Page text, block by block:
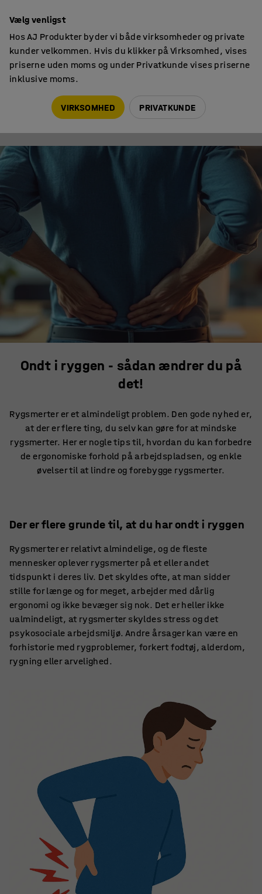
Ondt i ryggen - sådan ændrer du på det!
Ondt i ryggen - sådan ændrer du på
det!
Rygsmerter er et almindeligt problem. Den gode nyhed er,
at der er flere ting, du selv kan gøre for at mindske
rygsmerter. Her er nogle tips til, hvordan du kan forbedre
de ergonomiske forhold på arbejdspladsen, og enkle
øvelser til at lindre og forebygge rygsmerter.
Der er flere grunde til, at du har ondt i ryggen
Rygsmerter er relativt almindelige, og de fleste
mennesker oplever rygsmerter på et eller andet
tidspunkt i deres liv. Det skyldes ofte, at man sidder
stille for længe og for meget, arbejder med dårlig
ergonomi og ikke bevæger sig nok. Det er heller ikke
ualmindeligt, at rygsmerter skyldes stress og det
psykosociale arbejdsmiljø. Andre årsager kan være en
forhistorie med rygproblemer, forkert fodtøj, alderdom,
rygning eller arvelighed.
Vælg venligst
Hos AJ Produkter byder vi både virksomheder og private
kunder velkommen. Hvis du klikker på Virksomhed, vises
priserne uden moms og under Privatkunde vises priserne
inklusive moms.
VIRKSOMHED PRIVATKUNDE